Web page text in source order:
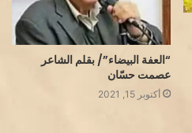
“العفة البيضاء”/ بقلم الشاعر
عصمت حسّان
أكتوبر 15, 2021